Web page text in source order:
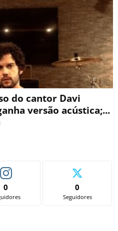
do cantor Davi
versão acústica;...
0 0
Seguidores